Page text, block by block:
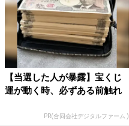
【当選した人が暴露】宝くじ
運が動く時、必ずある前触れ
PR(合同会社デジタルファーム )